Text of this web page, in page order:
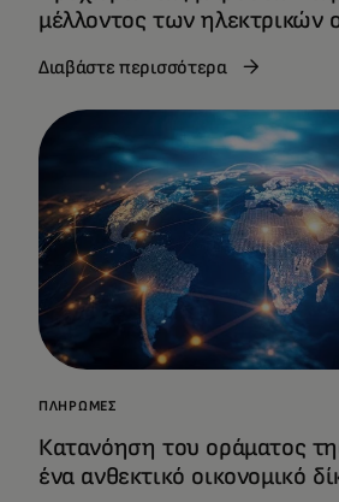
μέλλοντος των ηλεκτρικών
Διαβάστε περισσότερα
ΠΛΗΡΩΜΈΣ
Κατανόηση του οράματος
ένα ανθεκτικό οικονομικό